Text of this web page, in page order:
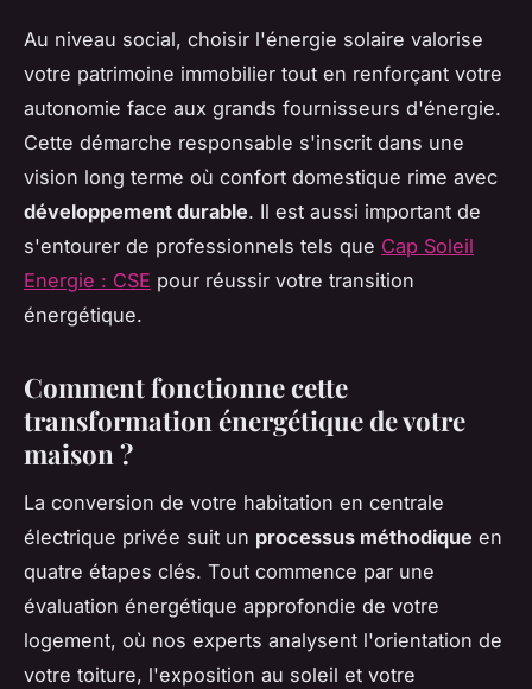
Au niveau social, choisir l'énergie solaire valorise
votre patrimoine immobilier tout en renforçant votre
autonomie face aux grands fournisseurs d'énergie.
Cette démarche responsable s'inscrit dans une
vision long terme où confort domestique rime avec
développement durable. Il est aussi important de
s'entourer de professionnels tels que Cap Soleil
Energie : CSE pour réussir votre transition
énergétique.
Comment fonctionne cette
transformation énergétique de votre
maison ?
La conversion de votre habitation en centrale
électrique privée suit un processus méthodique en
quatre étapes clés. Tout commence par une
évaluation énergétique approfondie de votre
logement, où nos experts analysent l'orientation de
votre toiture, l'exposition au soleil et votre